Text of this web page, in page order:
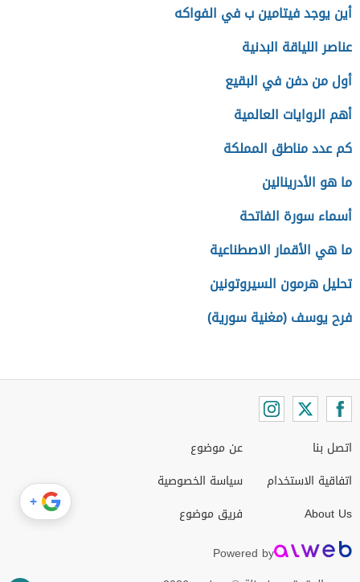
أين يوجد فيتامين ب في الفواكه
عناصر اللياقة البدنية
أول من دفن في البقيع
أهم الروايات العالمية
كم عدد مناطق المملكة
ما هو الأدرينالين
أسماء سورة الفاتحة
ما هي الأقمار الاصطناعية
تحليل هرمون السيروتونين
فرح يوسف (مغنية سورية)
اتصل بنا
اتفاقية الاستخدام
About Us
عن موضوع
سياسة الخصوصية
فريق موضوع
Powered by
+